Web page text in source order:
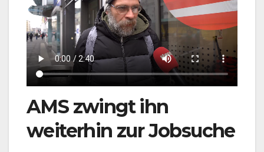
AMS zwingt ihn
weiterhin zur Jobsuche